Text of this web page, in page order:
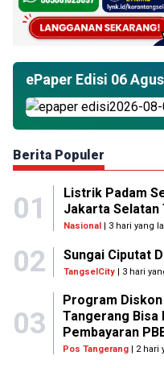
ePaper Edisi 06
Berita Populer
01
Listrik Padam
Jakarta Selatan
Nasional| 3 hari yang
02 Sungai Ciputat
TangselCity | 3 hari
03
Program
Tangerang Bisa
Pembayaran
Pos Tangerang | 2 hari